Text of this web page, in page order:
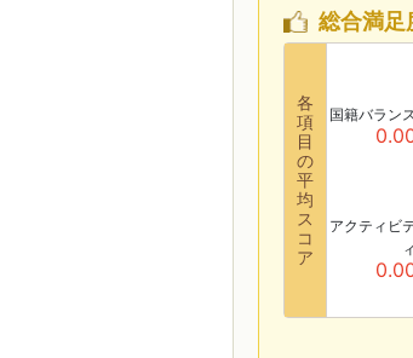
総合満足
各
項
目
の
平
均
ス
コ
ア
アクティビ
ィ
国籍バラン